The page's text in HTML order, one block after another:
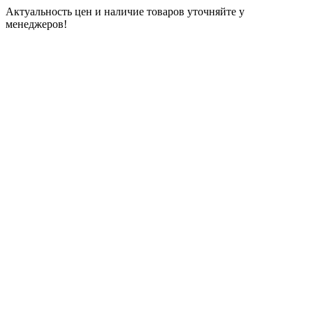
Актуальность цен и наличие товаров уточняйте у
менеджеров!